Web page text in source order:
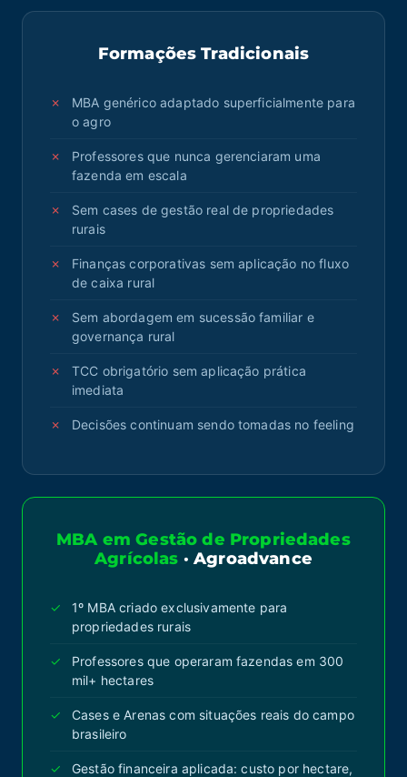
Formações Tradicionais
MBA genérico adaptado superficialmente para
o agro
Professores que nunca gerenciaram uma
fazenda em escala
Sem cases de gestão real de propriedades
rurais
Finanças corporativas sem aplicação no fluxo
de caixa rural
Sem abordagem em sucessão familiar e
governança rural
TCC obrigatório sem aplicação prática
imediata
Decisões continuam sendo tomadas no feeling
MBA em Gestão de Propriedades
Agrícolas · Agroadvance
1º MBA criado exclusivamente para
propriedades rurais
Professores que operaram fazendas em 300
mil+ hectares
Cases e Arenas com situações reais do campo
brasileiro
Gestão financeira aplicada: custo por hectare,